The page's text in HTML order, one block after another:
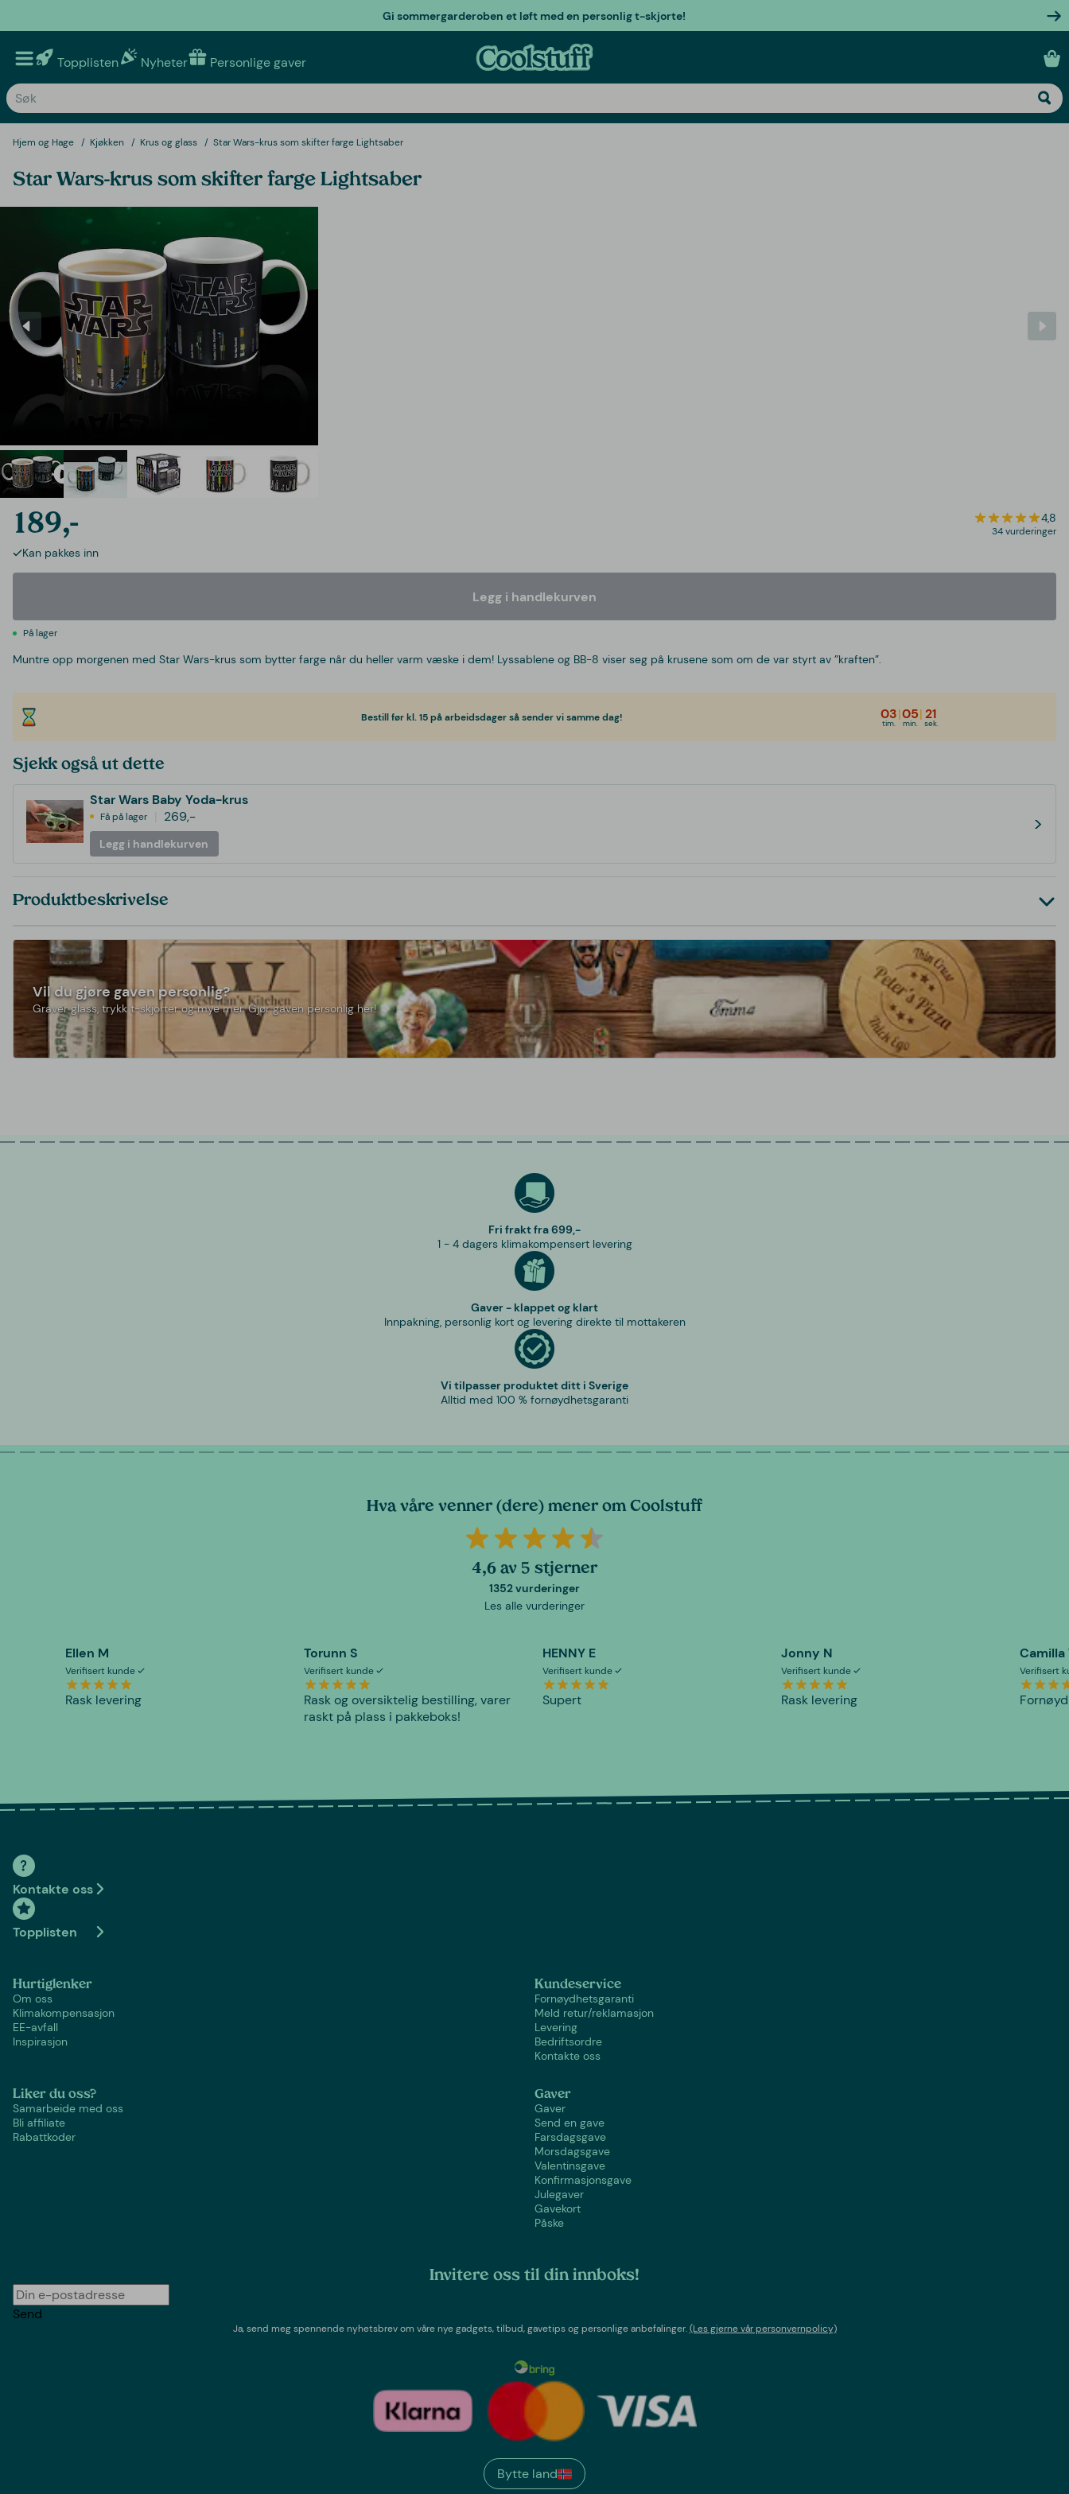
Gi sommergarderoben et løft med en personlig t-skjorte!
Topplisten Nyheter Personlige gaver
Hjem og Hage Kjøkken Krus og glass Star Wars-krus som skifter farge Lightsaber
Star Wars-krus som skifter farge Lightsaber
189,- 4,8
34 vurderinger
Kan pakkes inn
Legg i handlekurven
På lager
Muntre opp morgenen med Star Wars-krus som bytter farge når du heller varm væske i dem! Lyssablene og BB-8 viser seg på krusene som om de var styrt av ”kraften”.
Bestill før kl. 15 på arbeidsdager så sender vi samme dag! 03
tim.
|05
min.
| 21
sek.
Sjekk også ut dette
Star Wars Baby Yoda-krus
Få på lager 269,-
Legg i handlekurven
>
Produktbeskrivelse
Vil du gjøre gaven personlig?
Graver glass, trykk t-skjorter og mye mer. Gjør gaven personlig her!
Fri frakt fra 699,-
1 - 4 dagers klimakompensert levering
Gaver - klappet og klart
Innpakning, personlig kort og levering direkte til mottakeren
Vi tilpasser produktet ditt i Sverige
Alltid med 100 % fornøydhetsgaranti
Hva våre venner (dere) mener om Coolstuff
4,6 av 5 stjerner
1352 vurderinger
Les alle vurderinger
Ellen M
Verifisert kunde
Rask levering
Torunn S
Verifisert kunde
Rask og oversiktelig bestilling, varer
raskt på plass i pakkeboks!
HENNY E
Verifisert kunde
Supert
Jonny N
Verifisert kunde
Rask levering
Camilla
Verifisert
Fornøyd
Kontakte oss
Topplisten
Hurtiglenker
Om oss
Klimakompensasjon
EE-avfall
Inspirasjon
Kundeservice
Fornøydhetsgaranti
Meld retur/reklamasjon
Levering
Bedriftsordre
Kontakte oss
Liker du oss?
Samarbeide med oss
Bli affiliate
Rabattkoder
Gaver
Gaver
Send en gave
Farsdagsgave
Morsdagsgave
Valentinsgave
Konfirmasjonsgave
Julegaver
Gavekort
Påske
Invitere oss til din innboks!
Send
Ja, send meg spennende nyhetsbrev om våre nye gadgets, tilbud, gavetips og personlige anbefalinger.(Les gjerne vår personvernpolicy)
Bytte land